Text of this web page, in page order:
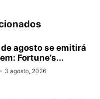
agosto se emitirá
Fortune’s...
- 3 agosto, 2026